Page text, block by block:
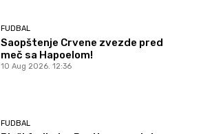
FUDBAL
Saopštenje Crvene zvezde pred
meč sa Hapoelom!
10 Aug 2026. 12:36
FUDBAL